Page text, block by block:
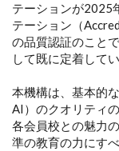
テーションが2025
テーション（
の品質認証のこと
して既に定着して
本機構は、基本的
AI）のクオリティ
各会員校との魅力
準の教育の力にす